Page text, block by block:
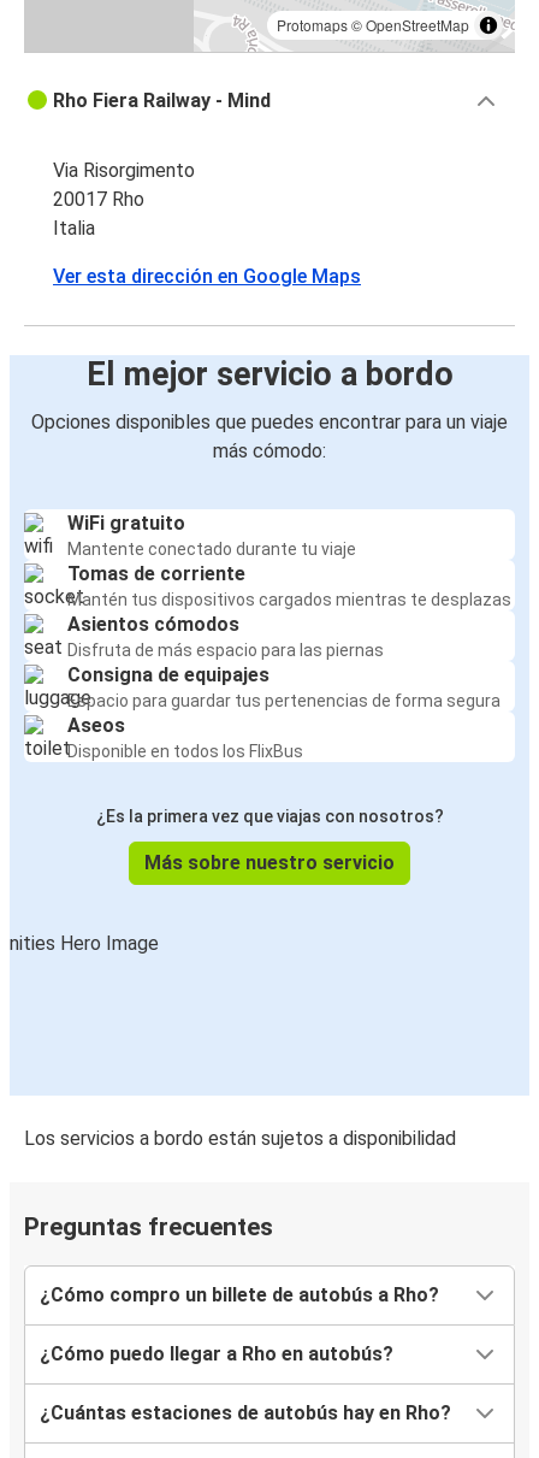
Protomaps©OpenStreetMap
Rho Fiera Railway - Mind
Via Risorgimento
20017 Rho
Italia
Ver esta dirección en Google Maps
El mejor servicio a bordo
Opciones disponibles que puedes encontrar para un viaje
más cómodo:
WiFi gratuito
Mantente conectado durante tu viaje
Tomas de corriente
Mantén tus dispositivos cargados mientras te desplazas
Asientos cómodos
Disfruta de más espacio para las piernas
Consigna de equipajes
Espacio para guardar tus pertenencias de forma segura
Aseos
Disponible en todos los FlixBus
¿Es la primera vez que viajas con nosotros?
Más sobre nuestro servicio
Los servicios a bordo están sujetos a disponibilidad
Preguntas frecuentes
¿Cómo compro un billete de autobús a Rho?
¿Cómo puedo llegar a Rho en autobús?
¿Cuántas estaciones de autobús hay en Rho?